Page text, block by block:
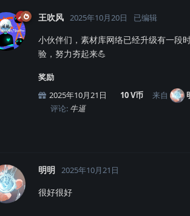
王吹风 2025年10月20日 已编辑
小伙伴们，素材库网络已经升级有一段
验，努力夯起来💪
奖励
2025年10月21日
10 V币 来自
评论: 牛逼
明明 2025年10月21日
很好很好